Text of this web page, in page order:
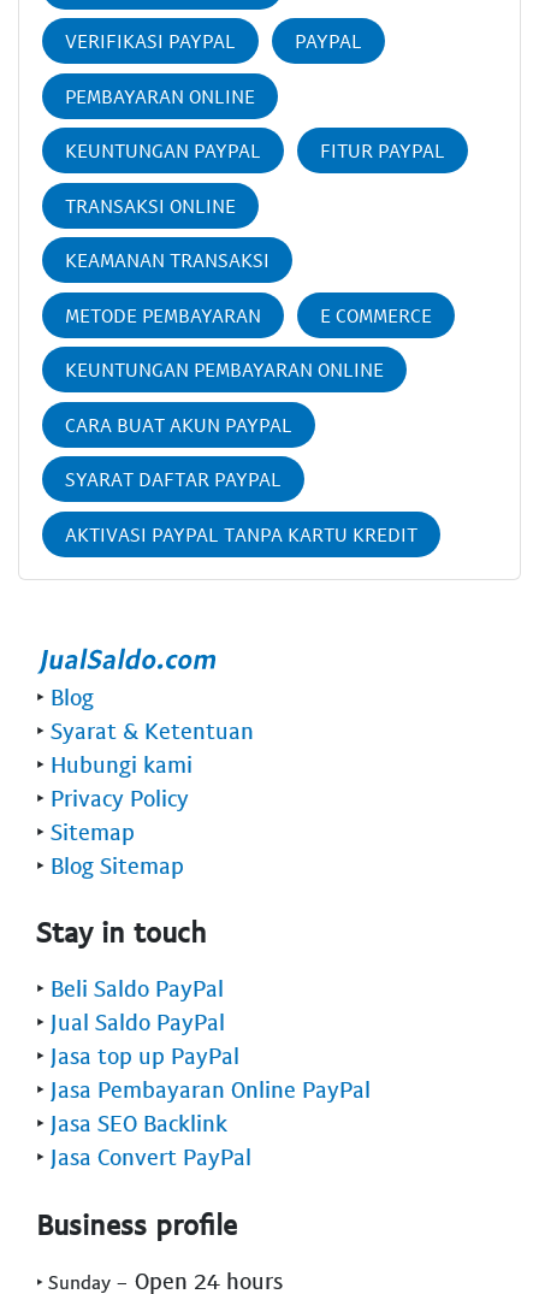
VERIFIKASI PAYPAL PAYPAL
PEMBAYARAN ONLINE
KEUNTUNGAN PAYPAL FITUR PAYPAL
TRANSAKSI ONLINE
KEAMANAN TRANSAKSI
METODE PEMBAYARAN E COMMERCE
KEUNTUNGAN PEMBAYARAN ONLINE
CARA BUAT AKUN PAYPAL
SYARAT DAFTAR PAYPAL
AKTIVASI PAYPAL TANPA KARTU KREDIT
‣ Blog
‣ Syarat & Ketentuan
‣ Hubungi kami
‣ Privacy Policy
‣ Sitemap
‣ Blog Sitemap
Stay in touch
‣ Beli Saldo PayPal
‣ Jual Saldo PayPal
‣ Jasa top up PayPal
‣ Jasa Pembayaran Online PayPal
‣ Jasa SEO Backlink
‣ Jasa Convert PayPal
Business profile
‣ Sunday - Open 24 hours